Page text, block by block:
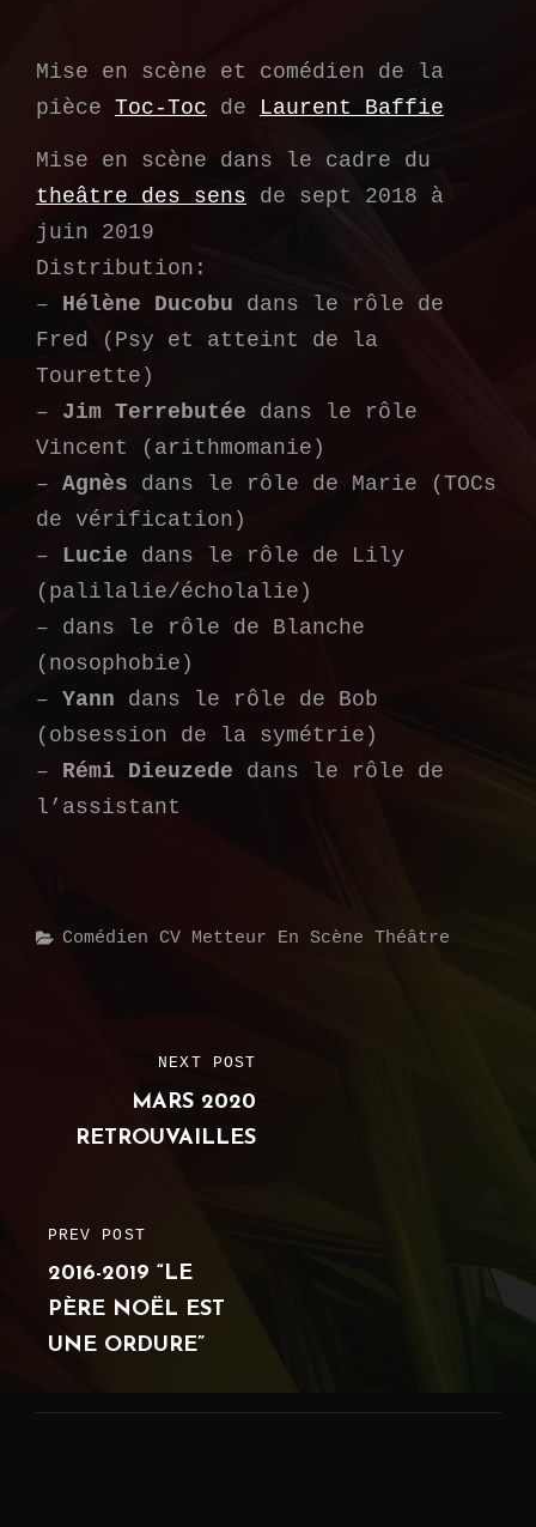
Mise en scène et comédien de la
pièce Toc-Toc de Laurent Baffie
Mise en scène dans le cadre du
theâtre des sens de sept 2018 à
juin 2019
Distribution:
– Hélène Ducobu dans le rôle de
Fred (Psy et atteint de la
Tourette)
– Jim Terrebutée dans le rôle
Vincent (arithmomanie)
– Agnès dans le rôle de Marie (TOCs
de vérification)
– Lucie dans le rôle de Lily
(palilalie/écholalie)
– dans le rôle de Blanche
(nosophobie)
– Yann dans le rôle de Bob
(obsession de la symétrie)
– Rémi Dieuzede dans le rôle de
l’assistant
Categories
Comédien CV Metteur En Scène Théâtre
navigation
PREVIOUS
POST
PREV POST
2016-2019 “LE
PÈRE NOËL EST
UNE ORDURE”
NEXT POST
MARS 2020
RETROUVAILLES